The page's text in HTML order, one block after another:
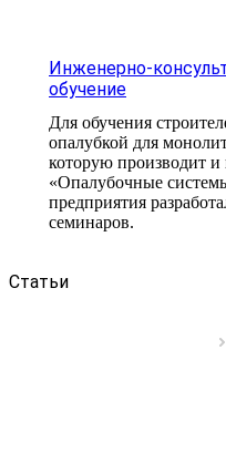
Инженерно-
обучение
Для обучения
опалубкой для
которую производит и
«Опалубочные
предприятия
семинаров.
Статьи